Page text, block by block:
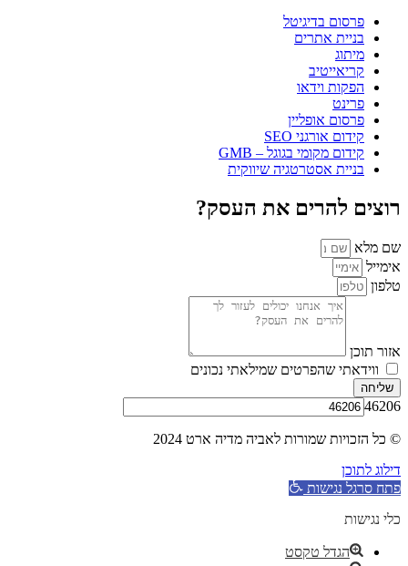
פרסום בדיגיטל
בניית אתרים
מיתוג
קריאייטיב
הפקות וידאו
פרינט
פרסום אופליין
קידום אורגני SEO
קידום מקומי בגוגל – GMB
בניית אסטרטגיה שיווקית
רוצים להרים את העסק?
שם מלא
אימייל
טלפון
אזור תוכן
ווידאתי שהפרטים שמילאתי נכונים
שליחה
46206
© כל הזכויות שמורות לאביה מדיה ארט 2024
דילוג לתוכן
פתח סרגל נגישות
כלי נגישות
הגדל טקסט